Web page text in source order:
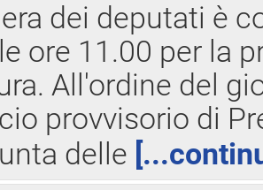
dei deputati è
ore 11.00 per la
All'ordine del
provvisorio di
delle